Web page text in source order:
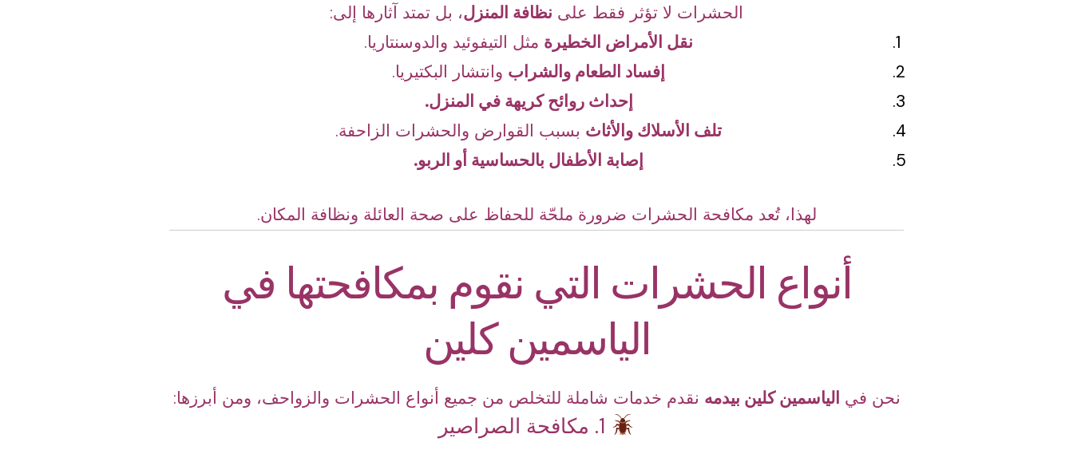
الحشرات لا تؤثر فقط على نظافة المنزل، بل تمتد آثارها إلى:
نقل الأمراض الخطيرة مثل التيفوئيد والدوسنتاريا.
إفساد الطعام والشراب وانتشار البكتيريا.
إحداث روائح كريهة في المنزل.
تلف الأسلاك والأثاث بسبب القوارض والحشرات الزاحفة.
إصابة الأطفال بالحساسية أو الربو.
لهذا، تُعد مكافحة الحشرات ضرورة ملحّة للحفاظ على صحة العائلة ونظافة المكان.
أنواع الحشرات التي نقوم بمكافحتها في
الياسمين كلين
نحن في الياسمين كلين بيدمه نقدم خدمات شاملة للتخلص من جميع أنواع الحشرات والزواحف، ومن أبرزها: